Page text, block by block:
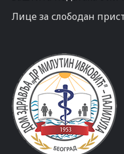
Лице за слободан